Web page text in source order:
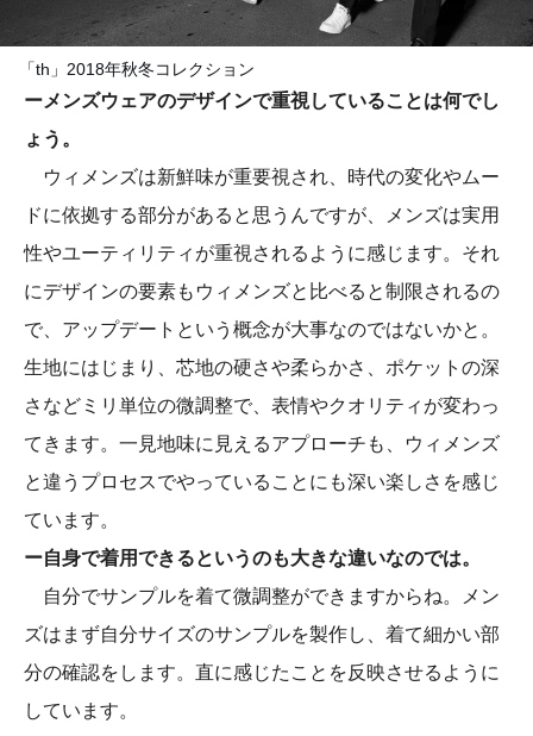
「th」2018年秋冬コレクション
ーメンズウェアのデザインで重視していることは何でし
ょう。
ウィメンズは新鮮味が重要視され、時代の変化やムー
ドに依拠する部分があると思うんですが、メンズは実用
性やユーティリティが重視されるように感じます。それ
にデザインの要素もウィメンズと比べると制限されるの
で、アップデートという概念が大事なのではないかと。
生地にはじまり、芯地の硬さや柔らかさ、ポケットの深
さなどミリ単位の微調整で、表情やクオリティが変わっ
てきます。一見地味に見えるアプローチも、ウィメンズ
と違うプロセスでやっていることにも深い楽しさを感じ
ています。
ー自身で着用できるというのも大きな違いなのでは。
自分でサンプルを着て微調整ができますからね。メン
ズはまず自分サイズのサンプルを製作し、着て細かい部
分の確認をします。直に感じたことを反映させるように
しています。